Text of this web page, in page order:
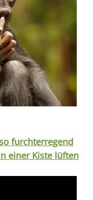
furchterregend
einer Kiste lüften